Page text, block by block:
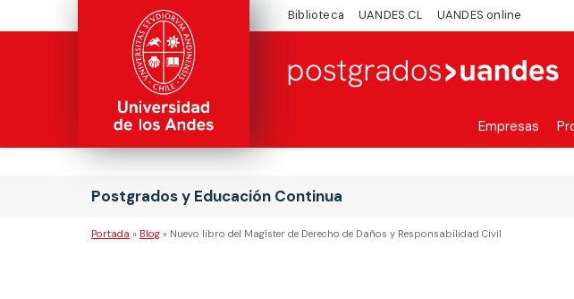
Biblioteca UANDES.CL UANDES online
Empresas
Postgrados y Educación Continua
Portada » Blog » Nuevo libro del Magíster de Derecho de Daños y Responsabilidad Civil